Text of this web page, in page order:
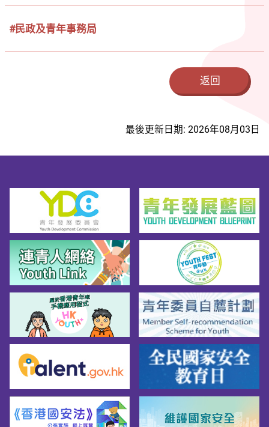
#民政及青年事務局
返回
最後更新日期: 2026年08月03日